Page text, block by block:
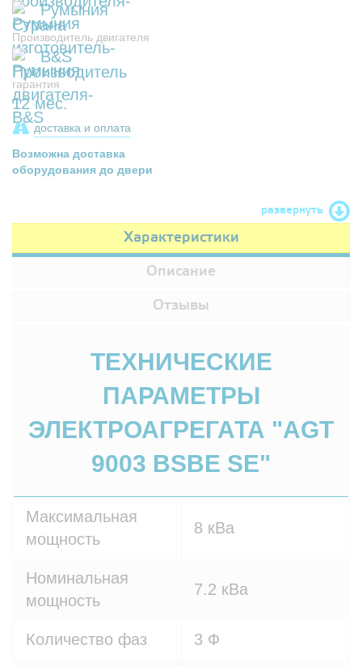
Румыния
Производитель двигателя
B&S
гарантия
12 мес.
доставка и оплата
Возможна доставка
оборудования до двери
развернуть
Характеристики
Описание
Отзывы
ТЕХНИЧЕСКИЕ
ПАРАМЕТРЫ
ЭЛЕКТРОАГРЕГАТА "AGT
9003 BSBE SE"
Максимальная
мощность
8 кВа
Номинальная
мощность
7.2 кВа
Количество фаз 3 Ф